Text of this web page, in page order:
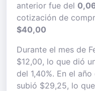
anterior fue del
cotización de
$40,00
Durante el mes de
$12,00, lo que dió
del 1,40%. En el
subió $29,25, lo